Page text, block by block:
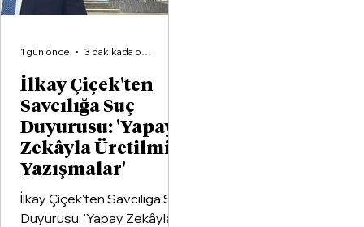
İlkay Çiçek'ten
Savcılığa Suç
Duyurusu: 'Yapay
Zekâyla Üretilmiş
Yazışmalar'
İlkay Çiçek'ten Savcılığa Suç
Duyurusu: 'Yapay Zekâyla
1 gün önce 3 dakikada okunur